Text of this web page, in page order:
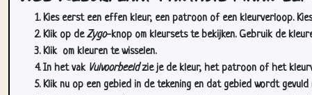
Kies eerst een effen kleur, een patroon of een kleurverloop.
Klik op deZygo-knop om kleursets te bekijken. Gebruik de
Klik om kleuren te wisselen.
In het vak Vulvoorbeeldzie je de kleur, het patroon of het
Klik nu op een gebied in de tekening en dat gebied wordt